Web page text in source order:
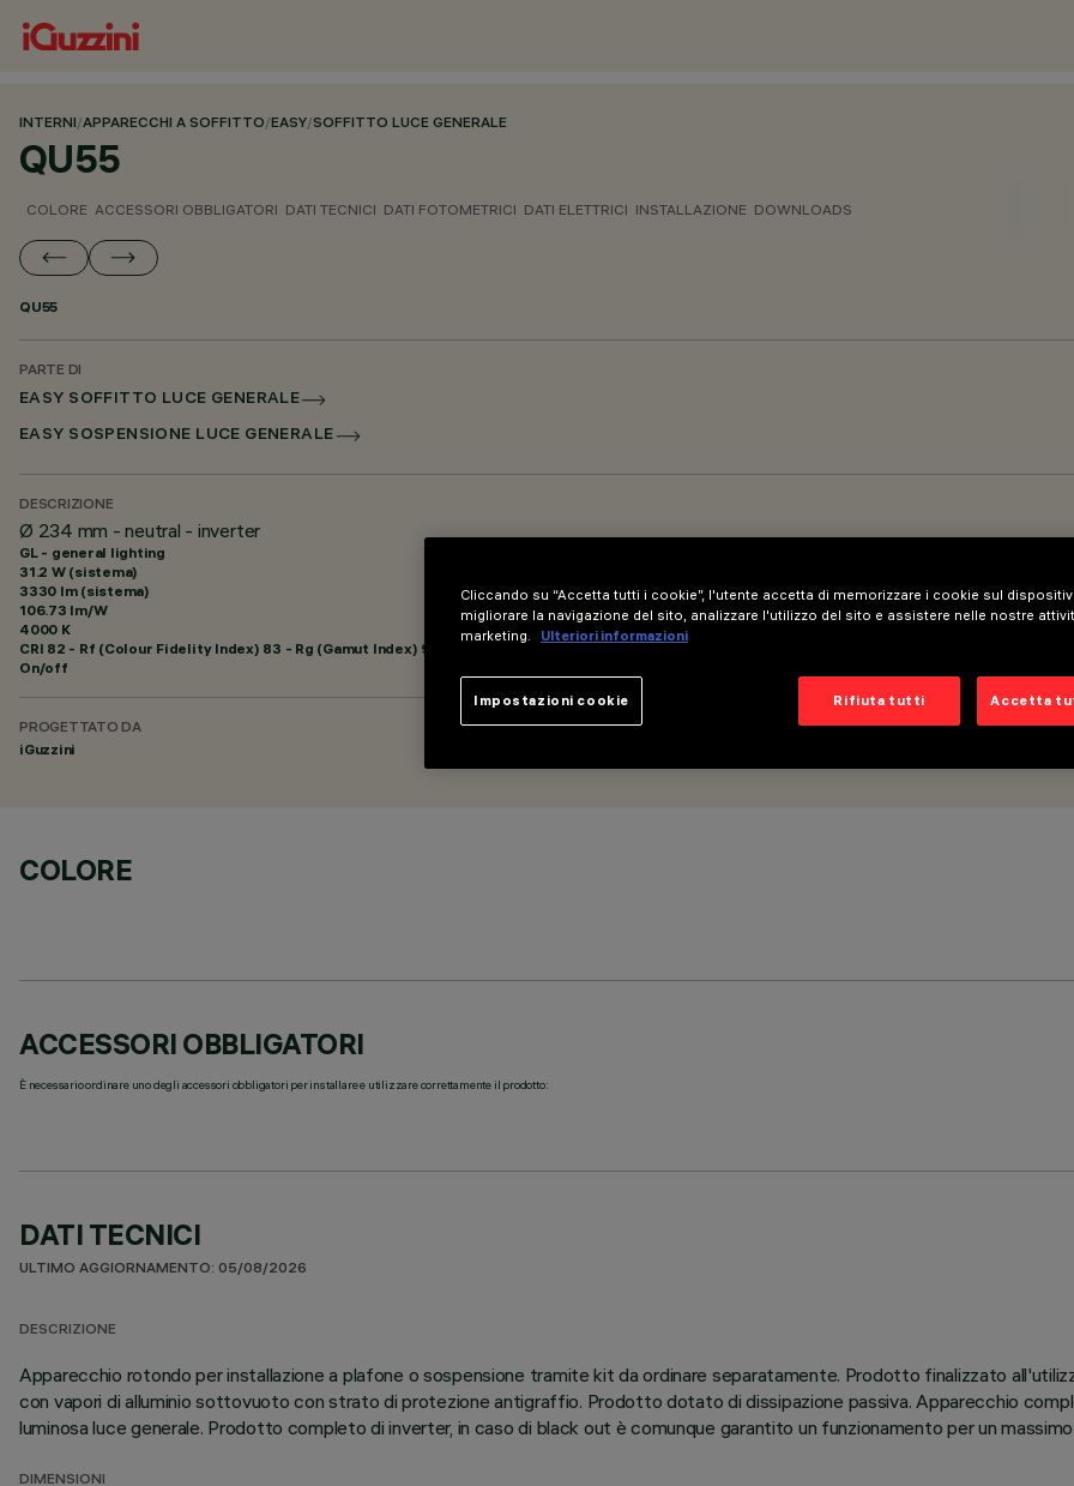
INTERNI/APPARECCHI A SOFFITTO/EASY/SOFFITTO LUCE GENERALE
QU55
COLORE ACCESSORI OBBLIGATORI DATI TECNICI DATI FOTOMETRICI DATI ELETTRICI INSTALLAZIONE DOWNLOADS
QU55
PARTE DI
EASY SOFFITTO LUCE GENERALE
EASY SOSPENSIONE LUCE GENERALE
DESCRIZIONE
Ø 234 mm - neutral - inverter
GL - general lighting
31.2 W (sistema)
3330 lm (sistema)
106.73 lm/W
4000 K
CRI 82 - Rf (Colour Fidelity Index) 83 - Rg (Gamut Index) 94
On/off
PROGETTATO DA
iGuzzini
COLORE
ACCESSORI OBBLIGATORI
È necessario ordinare uno degli accessori obbligatori per installare e utilizzare correttamente il prodotto:
DATI TECNICI
ULTIMO AGGIORNAMENTO: 05/08/2026
DESCRIZIONE
Apparecchio rotondo per installazione a plafone o sospensione tramite kit da ordinare separatamente. Prodotto finalizzato
con vapori di alluminio sottovuoto con strato di protezione antigraffio. Prodotto dotato di dissipazione passiva. Apparecchio
luminosa luce generale. Prodotto completo di inverter, in caso di black out è comunque garantito un funzionamento per un
DIMENSIONI
Cliccando su “Accetta tutti i cookie”, l'utente accetta di memorizzare i cookie sul
migliorare la navigazione del sito, analizzare l'utilizzo del sito e assistere nelle nostre
marketing.
Ulteriori informazioni
Rifiuta tutti Accetta
Impostazioni cookie